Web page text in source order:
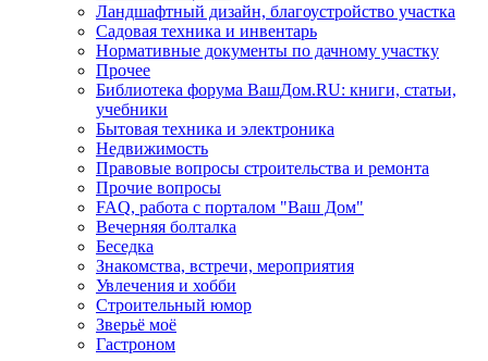
Ландшафтный дизайн, благоустройство участка
Садовая техника и инвентарь
Нормативные документы по дачному участку
Прочее
Библиотека форума ВашДом.RU: книги, статьи,
учебники
Бытовая техника и электроника
Недвижимость
Правовые вопросы строительства и ремонта
Прочие вопросы
FAQ, работа с порталом "Ваш Дом"
Вечерняя болталка
Беседка
Знакомства, встречи, мероприятия
Увлечения и хобби
Строительный юмор
Зверьё моё
Гастроном